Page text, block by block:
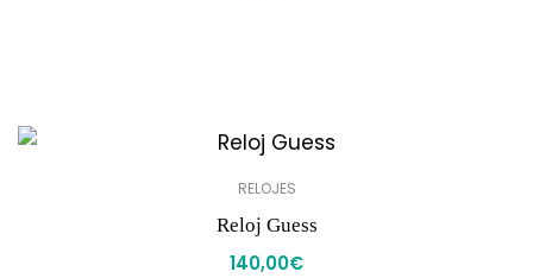
RELOJES
Reloj Guess
140,00€